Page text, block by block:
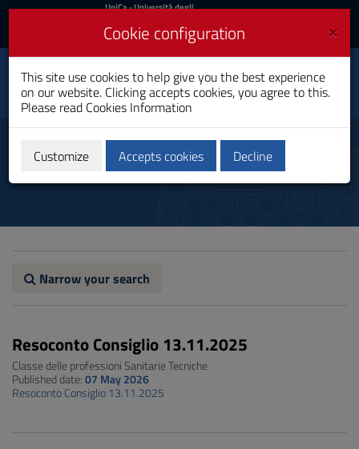
Skip
Content
to
Go
UniCa
Login
UniCa- Università degli
Login UniCA News
Toggle
navigation
Neurophysiopathology
Techniques
Bachelor's Degree
Resoconti
Narrow your search
Resoconto Consiglio 13.11.2025
Classe delle professioni Sanitarie Tecniche
Published date:07 May 2026
Resoconto Consiglio 13.11.2025
×
Cookie configuration
This site use cookies to help give you the best experience
on our website. Clicking accepts cookies, you agree to this.
Please read Cookies Information
Customize Accepts cookies Decline